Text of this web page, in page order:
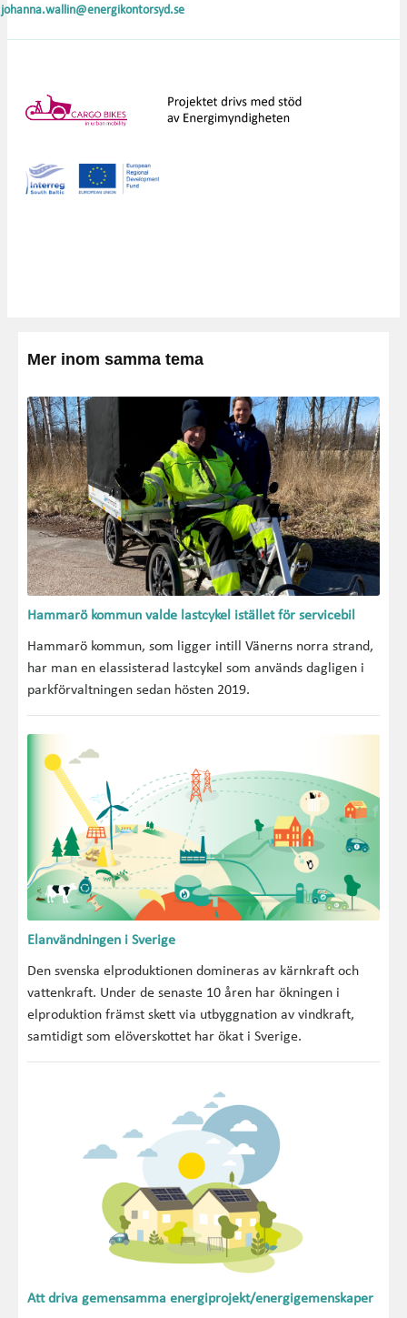
johanna.wallin@energikontorsyd.se
Mer inom samma tema
Hammarö kommun valde lastcykel istället för servicebil
Hammarö kommun, som ligger intill Vänerns norra strand,
har man en elassisterad lastcykel som används dagligen i
parkförvaltningen sedan hösten 2019.
Elanvändningen i Sverige
Den svenska elproduktionen domineras av kärnkraft och
vattenkraft. Under de senaste 10 åren har ökningen i
elproduktion främst skett via utbyggnation av vindkraft,
samtidigt som elöverskottet har ökat i Sverige.
Att driva gemensamma energiprojekt/energigemenskaper